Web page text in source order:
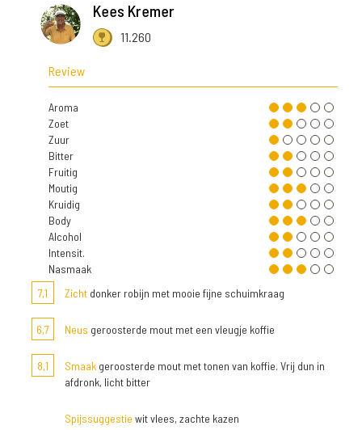
Kees Kremer
11.260
Review
Aroma
Zoet
Zuur
Bitter
Fruitig
Moutig
Kruidig
Body
Alcohol
Intensit.
Nasmaak
7,1
Zicht donker robijn met mooie fijne schuimkraag
6,7 Neus geroosterde mout met een vleugje koffie
8,1 Smaak geroosterde mout met tonen van koffie. Vrij dun in
afdronk, licht bitter
Spijssuggestie wit vlees, zachte kazen